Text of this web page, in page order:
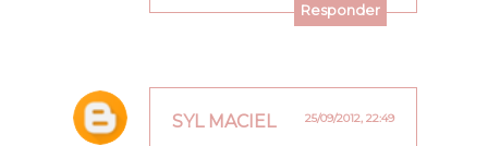
Responder
SYL MACIEL 25/09/2012, 22:49